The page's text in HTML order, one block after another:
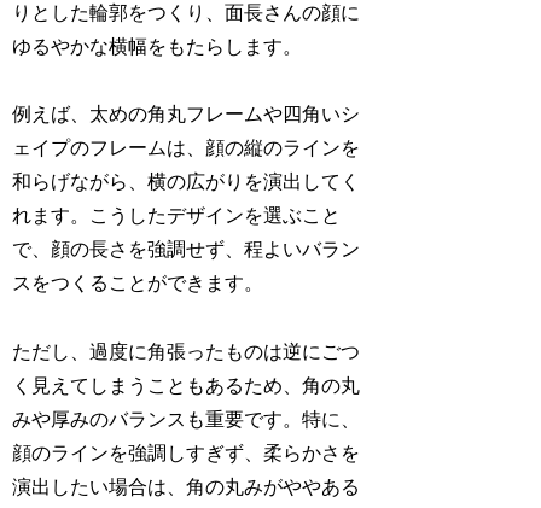
りとした輪郭をつくり、面長さんの顔に
ゆるやかな横幅をもたらします。
例えば、太めの角丸フレームや四角いシ
ェイプのフレームは、顔の縦のラインを
和らげながら、横の広がりを演出してく
れます。こうしたデザインを選ぶこと
で、顔の長さを強調せず、程よいバラン
スをつくることができます。
ただし、過度に角張ったものは逆にごつ
く見えてしまうこともあるため、角の丸
みや厚みのバランスも重要です。特に、
顔のラインを強調しすぎず、柔らかさを
演出したい場合は、角の丸みがややある